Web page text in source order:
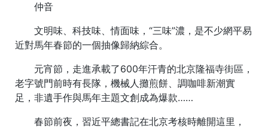
仲音
文明味、科技味、情面味，“三味”濃，是不少網平易
近對馬年春節的一個抽像歸納綜合。
元宵節，走進承載了600年汗青的北京隆福寺街區，
老字號門前時有長隊，機械人攤煎餅、調咖啡新潮實
足，非遺手作與馬年主題文創成為爆款……
春節前夜，習近平總書記在北京考核時離開這里，